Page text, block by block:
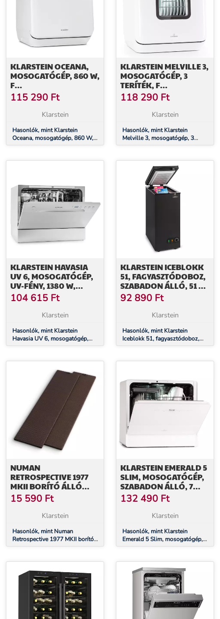
KLARSTEIN OCEANA,
MOSOGATÓGÉP, 860 W,
F
ENERGIAHATÉKONYSÁGI
OSZTÁLY, SZABADON
ÁLLÓ, BEÉPÍTÉS
115 290 Ft
Klarstein
Hasonlók, mint Klarstein
Oceana, mosogatógép, 860 W,
F energiahatékonysági osztály,
fehér
KLARSTEIN MELVILLE 3,
MOSOGATÓGÉP, 3
TERÍTÉK, F
ENERGIAHATÉKONYSÁGI
OSZTÁLY, SZABADON
ÁLLÓ, TELEPÍTÉS
118 290 Ft
Klarstein
Hasonlók, mint Klarstein
Melville 3, mosogatógép, 3
teríték, F energiahatékonysági
nélkül
KLARSTEIN HAVASIA
UV 6, MOSOGATÓGÉP,
UV-FÉNY, 1380 W,
SZABADON ÁLLÓ
104 615 Ft
Klarstein
Hasonlók, mint Klarstein
Havasia UV 6, mosogatógép,
UV-fény, 1380 W, szabadon álló
KLARSTEIN ICEBLOKK
51, FAGYASZTÓDOBOZ,
SZABADON ÁLLÓ, 51 L,
ZÁRHATÓ, E
ENERGIAHATÉKONYSÁGI
OSZTÁLY, FEKETE
92 890 Ft
Klarstein
Hasonlók, mint Klarstein
Iceblokk 51, fagyasztódoboz,
szabadon álló, 51 l, zárható, E
fekete
NUMAN
RETROSPECTIVE 1977
MKII BORÍTÓ ÁLLÓ
HANGFALRA, PÁR,
FEKETE-BARNA
15 590 Ft
Klarstein
Hasonlók, mint Numan
Retrospective 1977 MKII borító
álló hangfalra, pár, fekete-barna
KLARSTEIN EMERALD 5
SLIM, MOSOGATÓGÉP,
SZABADON ÁLLÓ, 7
PROGRAM,
ÉRINTÉSVEZÉRLÉS
132 490 Ft
Klarstein
Hasonlók, mint Klarstein
Emerald 5 Slim, mosogatógép,
szabadon álló, 7 program,